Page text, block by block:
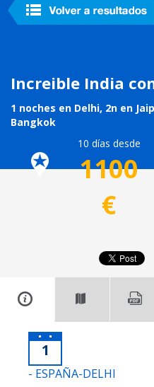
Increible India
1 noches en Delhi, 2n en
Bangkok
10 días desde
1100
€
1
- ESPAÑA-DELHI